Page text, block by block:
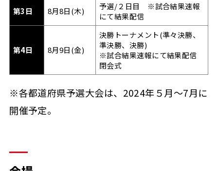
第3日 8月8日(木)
予選/２日目 ※試合結果速報
にて結果配信
第4日 8月9日(金)
決勝トーナメント(準々決勝、
準決勝、決勝)
※試合結果速報にて結果配信
閉会式
※各都道府県予選大会は、2024年５月～7月に
開催予定。